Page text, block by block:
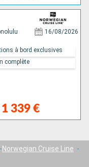
16/08/2026
1 339 €
à bord exclusives
complète
Norwegian Cruise Line